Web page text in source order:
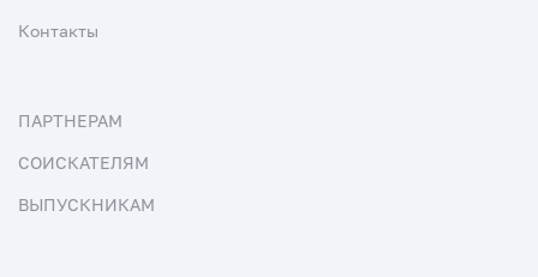
Контакты
ПАРТНЕРАМ
СОИСКАТЕЛЯМ
ВЫПУСКНИКАМ